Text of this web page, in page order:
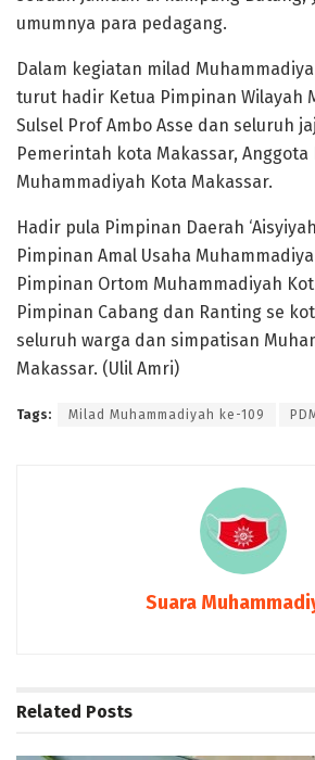
umumnya para pedagang.
Dalam kegiatan milad
turut hadir Ketua Pimpinan Wilayah
Sulsel Prof Ambo Asse dan seluruh
Pemerintah kota Makassar,
Muhammadiyah Kota Makassar.
Hadir pula Pimpinan Daerah
Pimpinan Amal Usaha
Pimpinan Ortom Muhammadiyah
Pimpinan Cabang dan Ranting se
seluruh warga dan simpatisan
Makassar. (Ulil Amri)
Tags: Milad Muhammadiyah ke-109
Suara
Related Posts